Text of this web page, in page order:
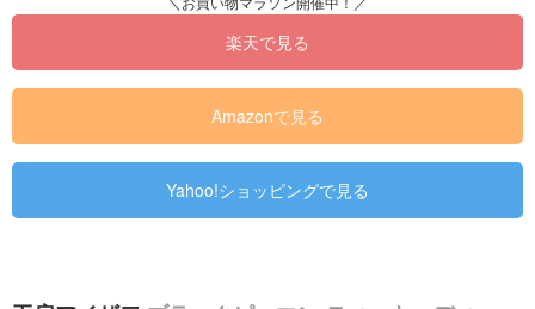
楽天で見る
Amazonで見る
Yahoo!ショッピングで見る